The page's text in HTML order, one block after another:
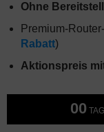
Ohne
Premium-
Rabatt)
Aktionspreis
00